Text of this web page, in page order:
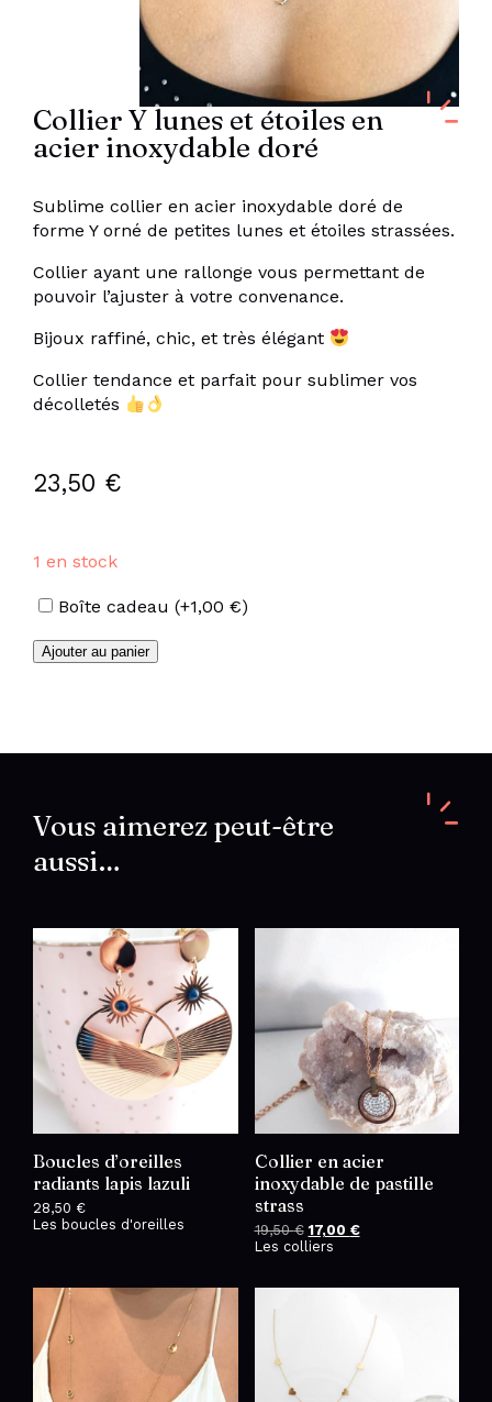
Collier Y lunes et étoiles en
acier inoxydable doré
Sublime collier en acier inoxydable doré de
forme Y orné de petites lunes et étoiles strassées.
Collier ayant une rallonge vous permettant de
pouvoir l’ajuster à votre convenance.
Bijoux raffiné, chic, et très élégant
Collier tendance et parfait pour sublimer vos
décolletés
23,50 €
1 en stock
Options
Boîte cadeau (+1,00 €)
quantité
et
acier
inoxydable
doré
Ajouter au panier
Vous aimerez peut-être
aussi…
Boucles d’oreilles
radiants lapis lazuli
28,50 €
Les boucles d'oreilles
Collier en acier
inoxydable de pastille
strass
19,50€ Le
prix
17,00 €Le
Les colliers